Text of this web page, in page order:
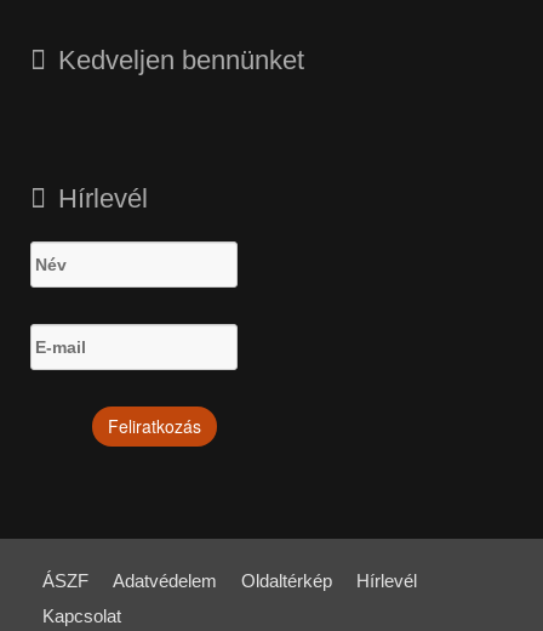
Kedveljen bennünket
Hírlevél
ÁSZF Adatvédelem Oldaltérkép
Hírlevél
Kapcsolat